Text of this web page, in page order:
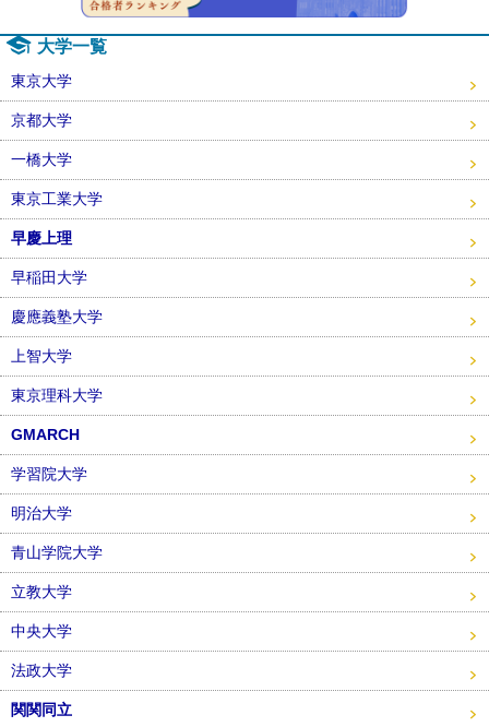
大学一覧
東京大学
京都大学
一橋大学
東京工業大学
早慶上理
早稲田大学
慶應義塾大学
上智大学
東京理科大学
GMARCH
学習院大学
明治大学
青山学院大学
立教大学
中央大学
法政大学
関関同立